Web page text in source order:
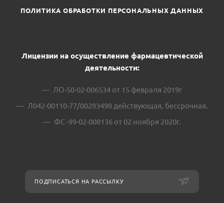
ПОЛИТИКА ОБРАБОТКИ ПЕРСОНАЛЬНЫХ ДАННЫХ
Лицензии на осуществление фармацевтической
деятельности:
ЛО-50-02-006534 от 15 февраля 2019г
Л042-00110-77/00283498 действующая, бессрочная.
ФС -99-02-008136 от 02 ноября 2020г.
ПОДПИСАТЬСЯ НА РАССЫЛКУ